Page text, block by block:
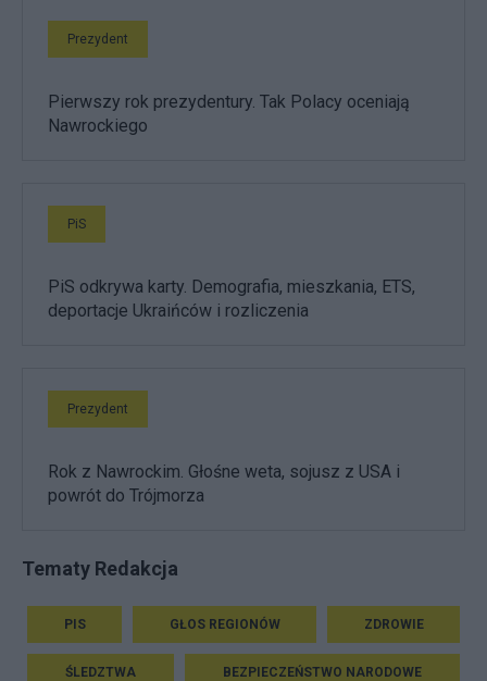
Prezydent
Pierwszy rok prezydentury. Tak Polacy oceniają
Nawrockiego
PiS
PiS odkrywa karty. Demografia, mieszkania, ETS,
deportacje Ukraińców i rozliczenia
Prezydent
Rok z Nawrockim. Głośne weta, sojusz z USA i
powrót do Trójmorza
Tematy Redakcja
PIS GŁOS REGIONÓW ZDROWIE
ŚLEDZTWA BEZPIECZEŃSTWO NARODOWE